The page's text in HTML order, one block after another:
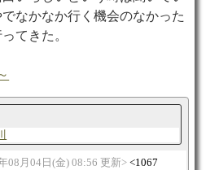
なかなか行く機会のなかった
てきた。
08月04日(金) 08:56 更新
1067